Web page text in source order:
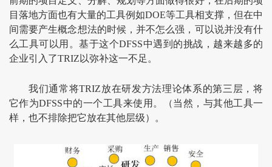
目落地方面也有大量的工具例如DOE等工具相支撑，但在中
间需要产生概念想法的时候，并不怎么强，可以说并没有什
么工具可以用。基于这个DFSS中遇到的挑战，越来越多的
企业引入了TRIZ以弥补这一不足。
我们通常将TRIZ放在研发方法理论体系的第三层，将
它作为DFSS中的一个工具来使用。（当然，与其他工具一
样，也不排除把它放在其他层级）。